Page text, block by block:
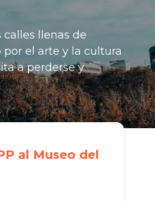
llenas de
el arte y la cultura
a perderse y
al Museo del